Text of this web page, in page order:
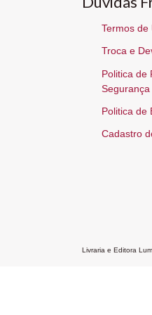
Termos de
Troca e
Politica de
Segurança
Politica de
Cadastro
Livraria e Editora